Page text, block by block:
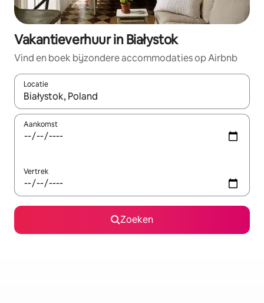
Vakantieverhuur in Białystok
Vind en boek bijzondere accommodaties op Airbnb
Locatie
Wanneer er suggesties beschikbaar zijn, maak je een keuze
Aankomst
Vertrek
Zoeken